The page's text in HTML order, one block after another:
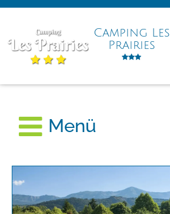
Camping Les
Prairies
Menü